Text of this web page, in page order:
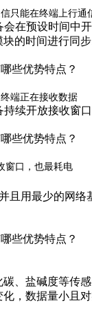
只能在终端上行通
在预设时间中
的时间进行同步
端正在接收数据
续开放接收窗
窗口，也最耗电
且用最少的网
、盐碱度等传
，数据量小且